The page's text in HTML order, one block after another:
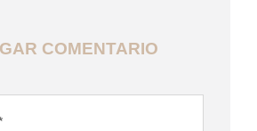
COMENTARIO